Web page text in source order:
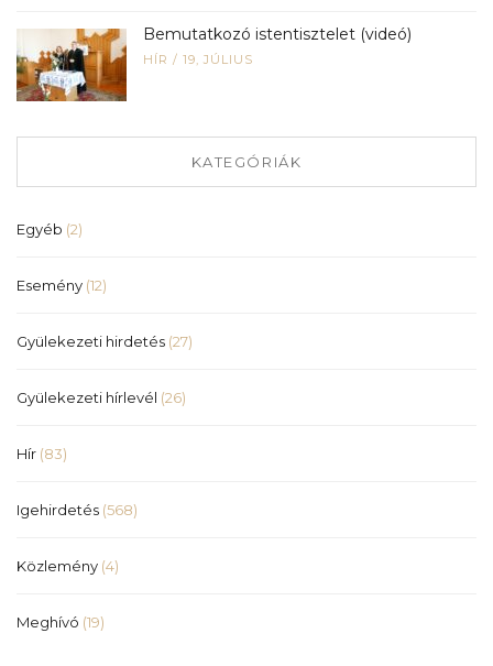
Bemutatkozó istentisztelet (videó)
HÍR / 19, JÚLIUS
KATEGÓRIÁK
Egyéb (2)
Esemény (12)
Gyülekezeti hirdetés (27)
Gyülekezeti hírlevél (26)
Hír (83)
Igehirdetés (568)
Közlemény (4)
Meghívó (19)